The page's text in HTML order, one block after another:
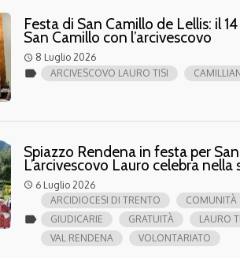
Festa di San Camillo de Lellis: il
San Camillo con l’arcivescovo
access_time 8 Luglio 2026
label ARCIVESCOVO LAURO TISI
Spiazzo Rendena in festa per
L’arcivescovo Lauro celebra nella
access_time 6 Luglio 2026
label
ARCIDIOCESI DI TRENTO COMUNITÀ
GIUDICARIE
GRATUITÀ LAURO
VAL RENDENA
VOLONTARIATO